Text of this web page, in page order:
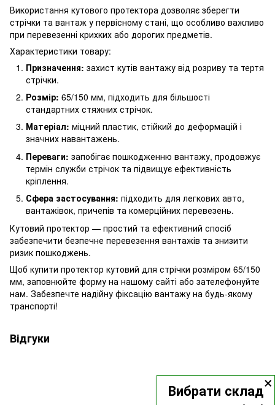
×
Вибрати склад
Використання кутового протектора дозволяє зберегти
стрічки та вантаж у первісному стані, що особливо важливо
при перевезенні крихких або дорогих предметів.
Характеристики товару:
Призначення: захист кутів вантажу від розриву та тертя
стрічки.
Розмір: 65/150 мм, підходить для більшості
стандартних стяжних стрічок.
Матеріал: міцний пластик, стійкий до деформацій і
значних навантажень.
Переваги: запобігає пошкодженню вантажу, продовжує
термін служби стрічок та підвищує ефективність
кріплення.
Сфера застосування: підходить для легкових авто,
вантажівок, причепів та комерційних перевезень.
Кутовий протектор — простий та ефективний спосіб
забезпечити безпечне перевезення вантажів та знизити
ризик пошкоджень.
Щоб купити протектор кутовий для стрічки розміром 65/150
мм, заповнюйте форму на нашому сайті або зателефонуйте
нам. Забезпечте надійну фіксацію вантажу на будь-якому
транспорті!
Відгуки